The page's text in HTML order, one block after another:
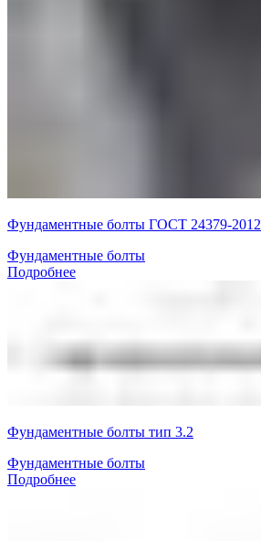
Фундаментные болты ГОСТ 24379-2012
Фундаментные болты
Подробнее
Фундаментные болты тип 3.2
Фундаментные болты
Подробнее